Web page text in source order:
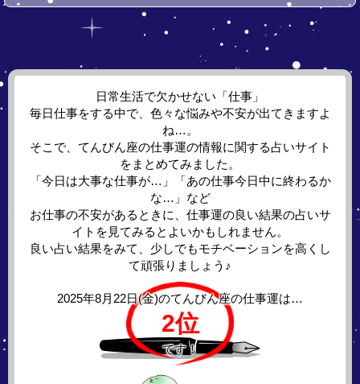
日常生活で欠かせない「仕事」
毎日仕事をする中で、色々な悩みや不安が出てきますよ
ね…。
そこで、てんびん座の仕事運の情報に関する占いサイト
をまとめてみました。
「今日は大事な仕事が…」「あの仕事今日中に終わるか
な…」など
お仕事の不安があるときに、仕事運の良い結果の占いサ
イトを見てみるとよいかもしれません。
良い占い結果をみて、少しでもモチベーションを高くし
て頑張りましょう♪
2025年8月22日(金)のてんびん座の仕事運は…
2位
です！